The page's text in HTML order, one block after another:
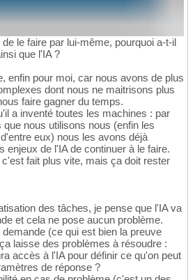
le faire par lui-même, pourquoi a-t-il
que l'IA ?
enfin pour moi, car nous avons de plus
dont nous ne maitrisons plus
faire gagner du temps.
a inventé toutes les machines : par
nous utilisons nous (enfin les
eux) nous les avons déjà
enjeux de l'IA de continuer à le faire.
fait plus vite, mais ça doit rester
des tâches, je pense que l'IA va
et cela ne pose aucun problème.
(ce qui est bien la preuve
laisse des problèmes à résoudre :
accès à l'IA pour définir ce qu'on peut
de réponse ?